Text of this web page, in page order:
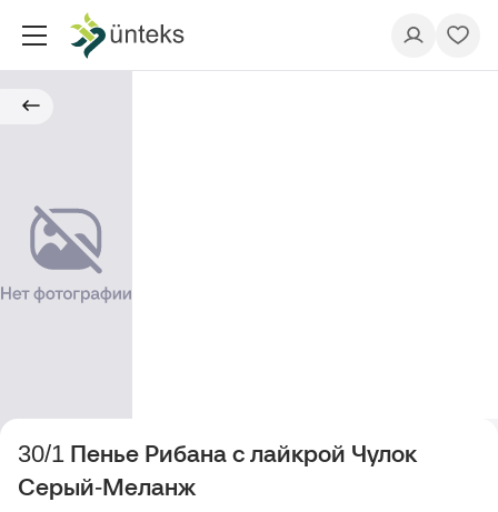
30/1 Пенье Рибана с лайкрой Чулок
Серый-Меланж